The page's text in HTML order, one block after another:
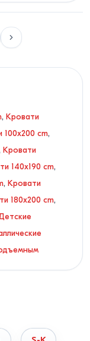
, Кровати
100x200 cm,
Кровати
140x190 cm,
, Кровати
180x200 cm,
с